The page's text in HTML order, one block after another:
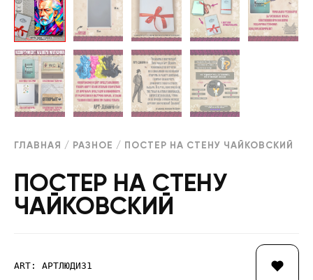
ГЛАВНАЯ / РАЗНОЕ / ПОСТЕР НА СТЕНУ ЧАЙКОВСКИЙ
ПОСТЕР НА СТЕНУ
ЧАЙКОВСКИЙ
ART: АРТЛЮДИ31